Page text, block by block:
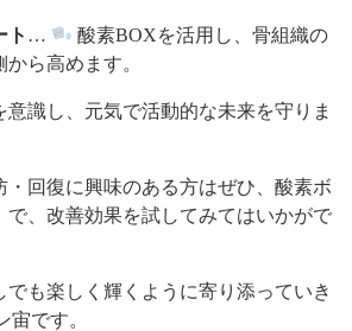
ト …
酸素BOXを活用し、骨組織の
ら高めます。
識し、元気で活動的な未来を守りま
・回復に興味のある方はぜひ、酸素ボ
で、改善効果を試してみてはいかがで
でも楽しく輝くように寄り添っていき
宙です。